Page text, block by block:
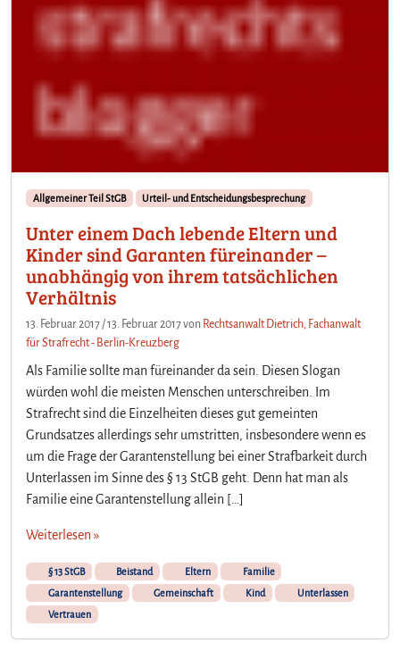
Allgemeiner Teil StGB Urteil- und Entscheidungsbesprechung
Unter einem Dach lebende Eltern und
Kinder sind Garanten füreinander –
unabhängig von ihrem tatsächlichen
Verhältnis
13. Februar 2017 /13. Februar 2017von Rechtsanwalt Dietrich, Fachanwalt
für Strafrecht - Berlin-Kreuzberg
Als Familie sollte man füreinander da sein. Diesen Slogan
würden wohl die meisten Menschen unterschreiben. Im
Strafrecht sind die Einzelheiten dieses gut gemeinten
Grundsatzes allerdings sehr umstritten, insbesondere wenn es
um die Frage der Garantenstellung bei einer Strafbarkeit durch
Unterlassen im Sinne des § 13 StGB geht. Denn hat man als
Familie eine Garantenstellung allein […]
Weiterlesen »
§ 13 StGB Beistand Eltern
Familie
Garantenstellung
Gemeinschaft Kind
Unterlassen
Vertrauen